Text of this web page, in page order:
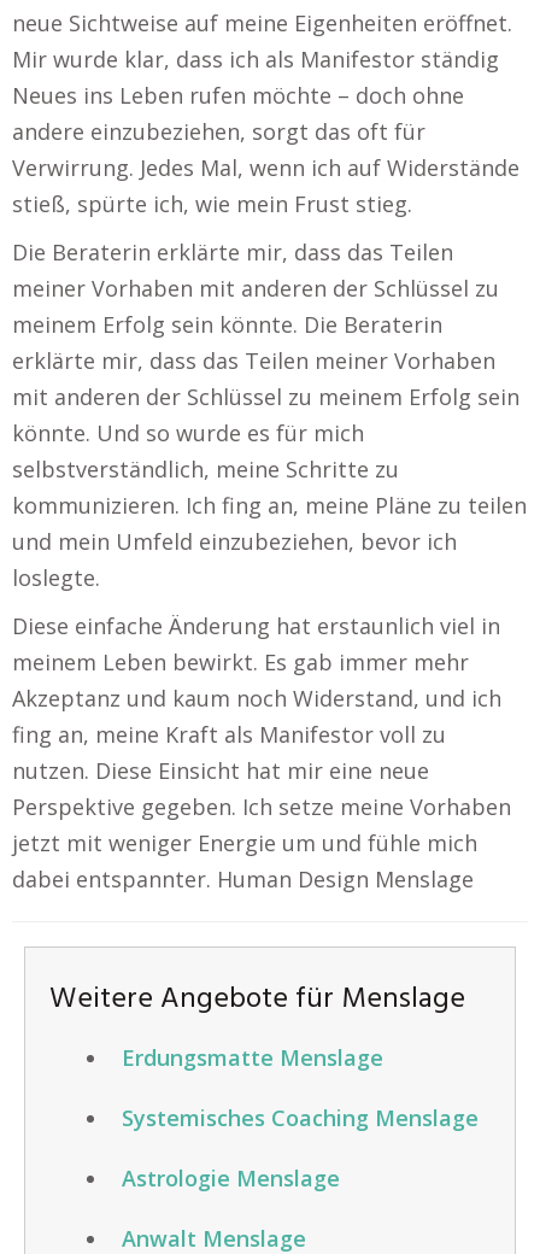
neue Sichtweise auf meine Eigenheiten eröffnet.
Mir wurde klar, dass ich als Manifestor ständig
Neues ins Leben rufen möchte – doch ohne
andere einzubeziehen, sorgt das oft für
Verwirrung. Jedes Mal, wenn ich auf Widerstände
stieß, spürte ich, wie mein Frust stieg.
Die Beraterin erklärte mir, dass das Teilen
meiner Vorhaben mit anderen der Schlüssel zu
meinem Erfolg sein könnte. Die Beraterin
erklärte mir, dass das Teilen meiner Vorhaben
mit anderen der Schlüssel zu meinem Erfolg sein
könnte. Und so wurde es für mich
selbstverständlich, meine Schritte zu
kommunizieren. Ich fing an, meine Pläne zu teilen
und mein Umfeld einzubeziehen, bevor ich
loslegte.
Diese einfache Änderung hat erstaunlich viel in
meinem Leben bewirkt. Es gab immer mehr
Akzeptanz und kaum noch Widerstand, und ich
fing an, meine Kraft als Manifestor voll zu
nutzen. Diese Einsicht hat mir eine neue
Perspektive gegeben. Ich setze meine Vorhaben
jetzt mit weniger Energie um und fühle mich
dabei entspannter. Human Design Menslage
Weitere Angebote für Menslage
Erdungsmatte Menslage
Systemisches Coaching Menslage
Astrologie Menslage
Anwalt Menslage